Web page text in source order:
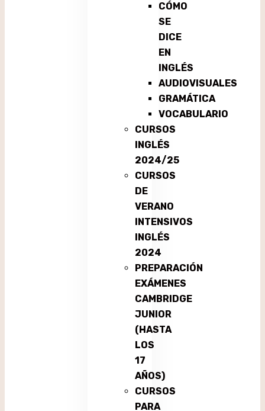
CÓMO
SE
DICE
EN
INGLÉS
AUDIOVISUALES
GRAMÁTICA
VOCABULARIO
CURSOS
INGLÉS
2024/25
CURSOS
DE
VERANO
INTENSIVOS
INGLÉS
2024
PREPARACIÓN
EXÁMENES
CAMBRIDGE
JUNIOR
(HASTA
LOS
17
AÑOS)
CURSOS
PARA